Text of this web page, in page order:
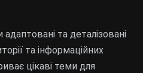
та деталізовані
та інформаційних
цікаві теми для